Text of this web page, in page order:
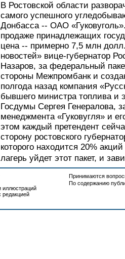
В Ростовской области
самого успешного
Донбасса -- ОАО
продаже принадлежащих
цена -- примерно 7,5 млн
новостей» вице-губернатор
Назаров, за федеральный
стороны Межпромбанк и
полгода назад компания
бывшего министра топлива и
Госдумы Сергея Генералова,
менеджмента «Гуковугля» и
этом каждый претендент
сторону ростовского
которого находится 20%
лагерь уйдет этот пакет, и
иллюстраций
редакцией
Принимаются
По содержанию